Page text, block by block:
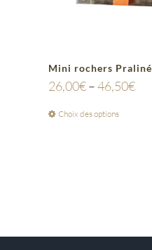
Mini rochers Praliné
26,00€–46,50€
Choix des options